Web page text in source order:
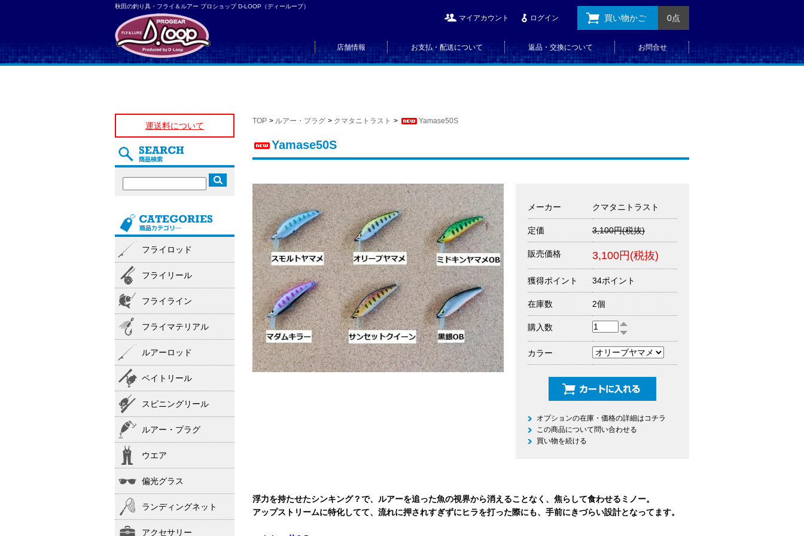
秋田の釣り具・フライ＆ルアー プロショップ D-LOOP（ディーループ）
マイアカウント ログイン 買い物かご 0点
店舗情報 お支払・配送について 返品・交換について お問合せ
TOP > ルアー・プラグ > クマタニトラスト > Yamase50S
Yamase50S
メーカー クマタニトラスト
定価 3,100円(税抜)
販売価格 3,100円(税抜)
獲得ポイント 34ポイント
在庫数 2個
購入数
カラー
オプションの在庫・価格の詳細はコチラ
この商品について問い合わせる
買い物を続ける
浮力を持たせたシンキング？で、ルアーを追った魚の視界から消えることなく、焦らして食わせるミノー。
アップストリームに特化してて、流れに押されすぎずにヒラを打った際にも、手前にきづらい設計となってます。
運送料について
フライロッド
フライリール
フライライン
フライマテリアル
ルアーロッド
ベイトリール
スピニングリール
ルアー・プラグ
ウエア
偏光グラス
ランディングネット
アクセサリー